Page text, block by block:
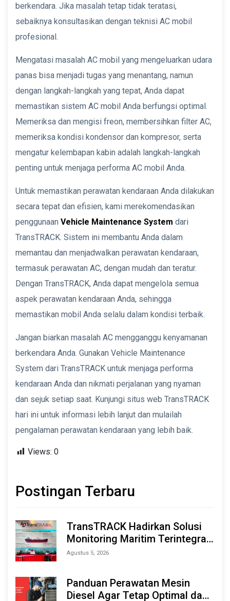
berkendara. Jika masalah tetap tidak teratasi,
sebaiknya konsultasikan dengan teknisi AC mobil
profesional.
Mengatasi masalah AC mobil yang mengeluarkan udara
panas bisa menjadi tugas yang menantang, namun
dengan langkah-langkah yang tepat, Anda dapat
memastikan sistem AC mobil Anda berfungsi optimal.
Memeriksa dan mengisi freon, membersihkan filter AC,
memeriksa kondisi kondensor dan kompresor, serta
mengatur kelembapan kabin adalah langkah-langkah
penting untuk menjaga performa AC mobil Anda.
Untuk memastikan perawatan kendaraan Anda dilakukan
secara tepat dan efisien, kami merekomendasikan
penggunaan Vehicle Maintenance System dari
TransTRACK. Sistem ini membantu Anda dalam
memantau dan menjadwalkan perawatan kendaraan,
termasuk perawatan AC, dengan mudah dan teratur.
Dengan TransTRACK, Anda dapat mengelola semua
aspek perawatan kendaraan Anda, sehingga
memastikan mobil Anda selalu dalam kondisi terbaik.
Jangan biarkan masalah AC mengganggu kenyamanan
berkendara Anda. Gunakan Vehicle Maintenance
System dari TransTRACK untuk menjaga performa
kendaraan Anda dan nikmati perjalanan yang nyaman
dan sejuk setiap saat. Kunjungi situs web TransTRACK
hari ini untuk informasi lebih lanjut dan mulailah
pengalaman perawatan kendaraan yang lebih baik.
Views: 0
Postingan Terbaru
TransTRACK Hadirkan Solusi
Monitoring Maritim Terintegrasi
Berbasis AI & IoT di Indonesia
Agustus 5, 2026
Panduan Perawatan Mesin
Diesel Agar Tetap Optimal dan